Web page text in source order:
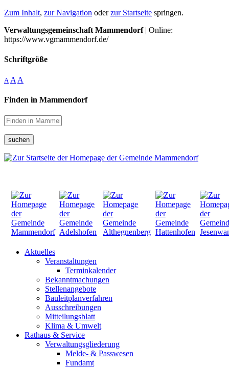
Zum Inhalt, zur Navigation oderzur Startseite springen.
Verwaltungsgemeinschaft Mammendorf| Online:
https://www.vgmammendorf.de/
Schriftgröße
A A A
Finden in Mammendorf
suchen
Aktuelles
Veranstaltungen
Terminkalender
Bekanntmachungen
Stellenangebote
Bauleitplanverfahren
Ausschreibungen
Mitteilungsblatt
Klima & Umwelt
Rathaus & Service
Verwaltungsgliederung
Melde- & Passwesen
Fundamt